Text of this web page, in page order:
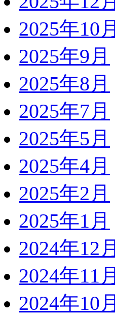
2025年10月
2025年9月
2025年8月
2025年7月
2025年5月
2025年4月
2025年2月
2025年1月
2024年12月
2024年11月
2024年10月